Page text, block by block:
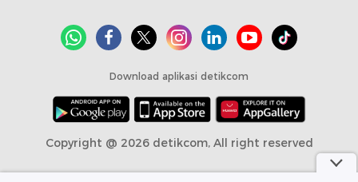
Download aplikasi detikcom
Copyright @ 2026 detikcom, All right reserved